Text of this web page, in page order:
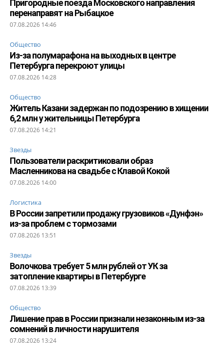
Пригородные поезда Московского направления
перенаправят на Рыбацкое
07.08.2026 14:46
Общество
Из-за полумарафона на выходных в центре
Петербурга перекроют улицы
07.08.2026 14:28
Общество
Житель Казани задержан по подозрению в хищении
6,2 млн у жительницы Петербурга
07.08.2026 14:21
Звезды
Пользователи раскритиковали образ
Масленникова на свадьбе с Клавой Кокой
07.08.2026 14:00
Логистика
В России запретили продажу грузовиков «Дунфэн»
из-за проблем с тормозами
07.08.2026 13:51
Звезды
Волочкова требует 5 млн рублей от УК за
затопление квартиры в Петербурге
07.08.2026 13:39
Общество
Лишение прав в России признали незаконным из-за
сомнений в личности нарушителя
07.08.2026 13:24